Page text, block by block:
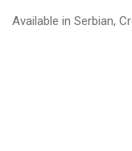
Available in Serbian,